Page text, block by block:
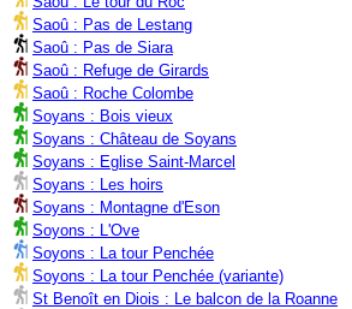
Saoû : Pas de Lestang
Saoû : Pas de Siara
Saoû : Refuge de Girards
Saoû : Roche Colombe
Soyans : Bois vieux
Soyans : Château de Soyans
Soyans : Eglise Saint-Marcel
Soyans : Les hoirs
Soyans : Montagne d'Eson
Soyons : L'Ove
Soyons : La tour Penchée
Soyons : La tour Penchée (variante)
St Benoît en Diois : Le balcon de la Roanne